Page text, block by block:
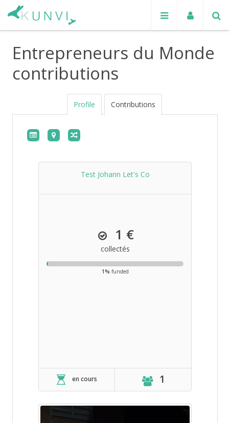
Entrepreneurs du Monde
contributions
Profile Contributions
Test Johann Let's Co
1 €
collectés
1% funded
en cours 1